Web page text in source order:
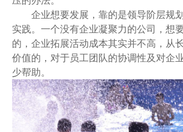
企业想要发展，靠的是领导阶层规
实践。一个没有企业凝聚力的公司，想
的，企业拓展活动成本其实并不高，从
价值的，对于员工团队的协调性及对企
少帮助。